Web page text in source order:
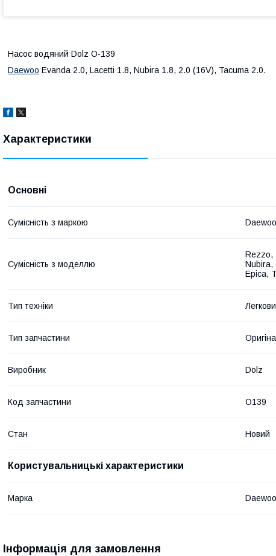
Насос водяний Dolz O-139
Daewoo Evanda 2.0, Lacetti 1.8, Nubira 1.8, 2.0 (16V), Tacuma 2.0.
Характеристики
Основні
Сумісність з маркою Daewoo
Сумісність з моделлю
Rezzo,
Nubira,
Epica,
Тип техніки
Тип запчастини
Виробник Dolz
Код запчастини O139
Стан Новий
Користувальницькі характеристики
Марка Daewoo
Інформація для замовлення